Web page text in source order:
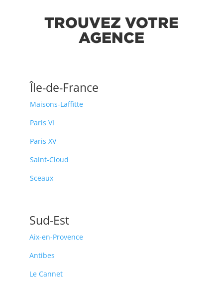
TROUVEZ VOTRE
AGENCE
Île-de-France
Maisons-Laffitte
Paris VI
Paris XV
Saint-Cloud
Sceaux
Sud-Est
Aix-en-Provence
Antibes
Le Cannet